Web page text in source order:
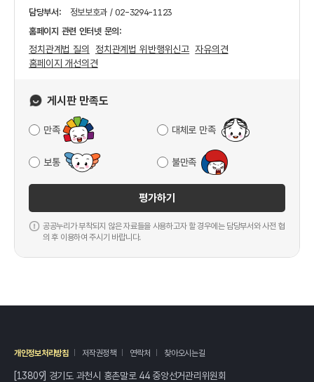
담당부서:
정보보호과 / 02-3294-1123
홈페이지 관련 인터넷 문의:
정치관계법 질의 정치관계법 위반행위신고 자유의견
홈페이지 개선의견
게시판 만족도
만족 대체로 만족
보통 불만족
평가하기
공공누리가 부착되지 않은 자료들을 사용하고자 할 경우에는 담당부서와 사전 협
의 후 이용하여 주시기 바랍니다.
개인정보처리방침 저작권정책 연락처 찾아오시는길
[13809] 경기도 과천시 홍촌말로 44 중앙선거관리위원회